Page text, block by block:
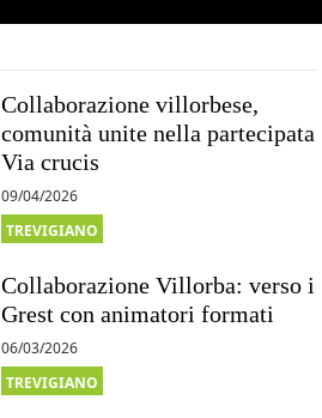
Collaborazione villorbese,
comunità unite nella partecipata
Via crucis
09/04/2026
TREVIGIANO
Collaborazione Villorba: verso i
Grest con animatori formati
06/03/2026
TREVIGIANO